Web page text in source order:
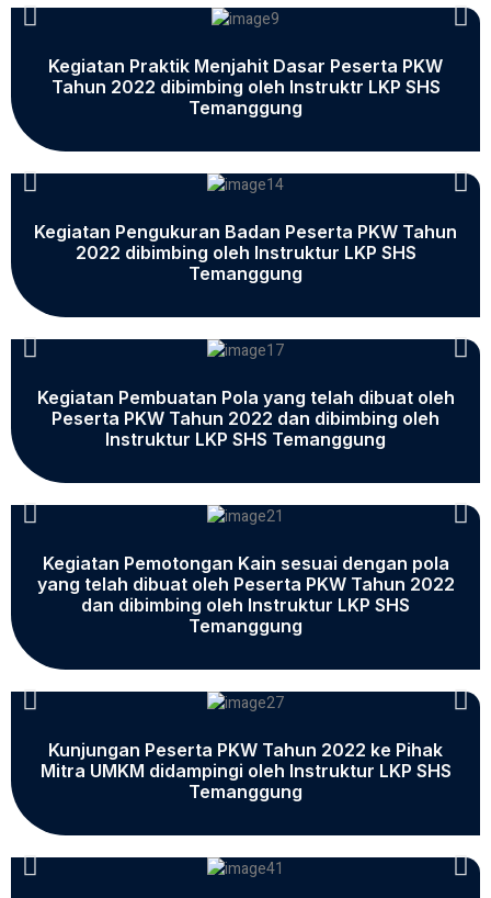
Kegiatan Praktik Menjahit Dasar Peserta PKW
Tahun 2022 dibimbing oleh Instruktr LKP SHS
Temanggung
Kegiatan Pengukuran Badan Peserta PKW Tahun
2022 dibimbing oleh Instruktur LKP SHS
Temanggung
Kegiatan Pembuatan Pola yang telah dibuat oleh
Peserta PKW Tahun 2022 dan dibimbing oleh
Instruktur LKP SHS Temanggung
Kegiatan Pemotongan Kain sesuai dengan pola
yang telah dibuat oleh Peserta PKW Tahun 2022
dan dibimbing oleh Instruktur LKP SHS
Temanggung
Kunjungan Peserta PKW Tahun 2022 ke Pihak
Mitra UMKM didampingi oleh Instruktur LKP SHS
Temanggung